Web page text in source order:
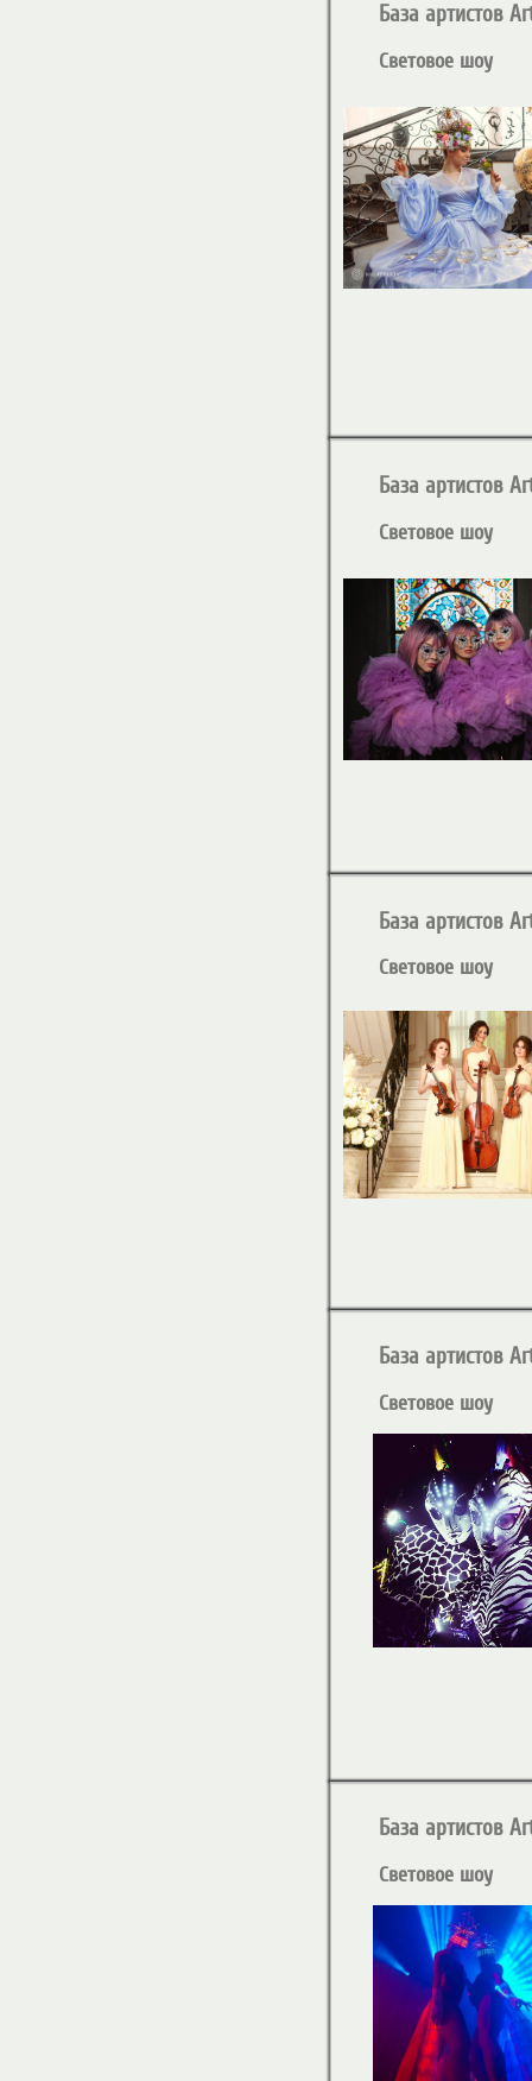
База артистов
Световое шоу
База артистов
Световое шоу
База артистов
Световое шоу
База артистов
Световое шоу
База артистов
Световое шоу